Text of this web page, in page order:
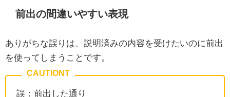
前出の間違いやすい表現
ありがちな誤りは、説明済みの内容を受けたいのに前出
を使ってしまうことです。
誤：前出した通り